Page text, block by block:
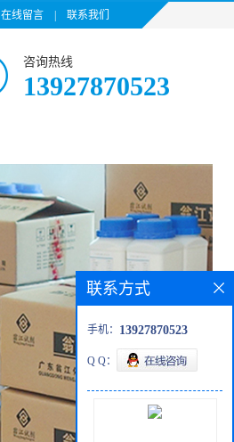
在线留言 联系我们
咨询热线
13927870523
联系方式
手机： 13927870523
Q Q：